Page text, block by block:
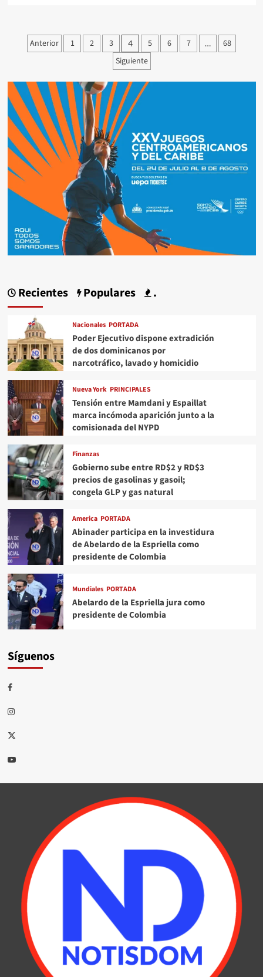
Anterior 1 2 3 4 5 6 7 …
68
Siguiente
Recientes Populares .
Nacionales PORTADA
Poder Ejecutivo dispone extradición
de dos dominicanos por
narcotráfico, lavado y homicidio
Nueva York PRINCIPALES
Tensión entre Mamdani y Espaillat
marca incómoda aparición junto a la
comisionada del NYPD
Finanzas
Gobierno sube entre RD$2 y RD$3
precios de gasolinas y gasoil;
congela GLP y gas natural
America PORTADA
Abinader participa en la investidura
de Abelardo de la Espriella como
presidente de Colombia
Mundiales PORTADA
Abelardo de la Espriella jura como
presidente de Colombia
Síguenos